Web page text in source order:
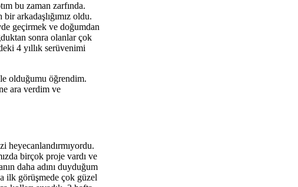
bu zaman zarfında.
arkadaşlığımız oldu.
geçirmek ve doğumdan
sonra olanlar çok
4 yıllık serüvenimi
olduğumu öğrendim.
ara verdim ve
heyecanlandırmıyordu.
birçok proje vardı ve
daha adını duyduğum
ilk görüşmede çok güzel